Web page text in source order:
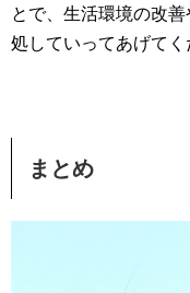
とで、生活環境の改
処していってあげてく
まとめ